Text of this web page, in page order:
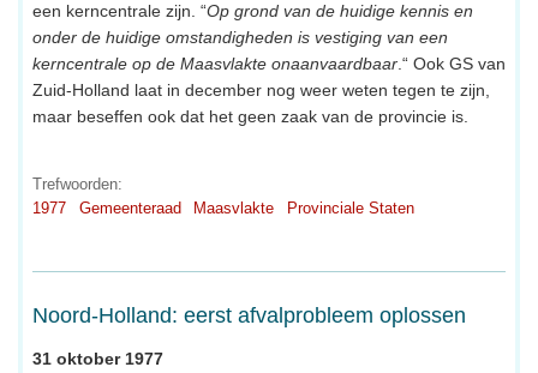
een kerncentrale zijn. “Op grond van de huidige kennis en
onder de huidige omstandigheden is vestiging van een
kerncentrale op de Maasvlakte onaanvaardbaar .“ Ook GS van
Zuid-Holland laat in december nog weer weten tegen te zijn,
maar beseffen ook dat het geen zaak van de provincie is.
Trefwoorden:
1977
Gemeenteraad Maasvlakte Provinciale Staten
Noord-Holland: eerst afvalprobleem oplossen
31 oktober 1977